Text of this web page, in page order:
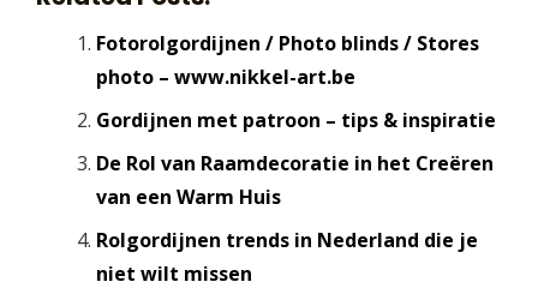
Fotorolgordijnen / Photo blinds / Stores
photo – www.nikkel-art.be
Gordijnen met patroon – tips & inspiratie
De Rol van Raamdecoratie in het Creëren
van een Warm Huis
Rolgordijnen trends in Nederland die je
niet wilt missen